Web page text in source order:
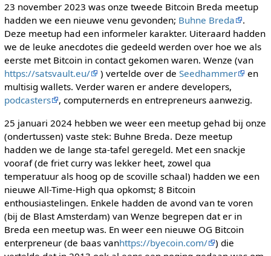
23 november 2023 was onze tweede Bitcoin Breda meetup
hadden we een nieuwe venu gevonden; Buhne Breda
.
Deze meetup had een informeler karakter. Uiteraard hadden
we de leuke anecdotes die gedeeld werden over hoe we als
eerste met Bitcoin in contact gekomen waren. Wenze (van
https://satsvault.eu/
) vertelde over de Seedhammer
en
multisig wallets. Verder waren er andere developers,
podcasters
, computernerds en entrepreneurs aanwezig.
25 januari 2024 hebben we weer een meetup gehad bij onze
(ondertussen) vaste stek: Buhne Breda. Deze meetup
hadden we de lange sta-tafel geregeld. Met een snackje
vooraf (de friet curry was lekker heet, zowel qua
temperatuur als hoog op de scoville schaal) hadden we een
nieuwe All-Time-High qua opkomst; 8 Bitcoin
enthousiastelingen. Enkele hadden de avond van te voren
(bij de Blast Amsterdam) van Wenze begrepen dat er in
Breda een meetup was. En weer een nieuwe OG Bitcoin
enterpreneur (de baas vanhttps://byecoin.com/
) die